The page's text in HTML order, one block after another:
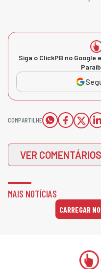
Siga o ClickPB no Google
COMPARTILHE
VER COMENTÁRIOS
MAIS NOTÍCIAS
CARREGAR